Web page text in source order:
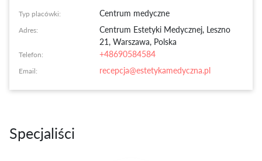
Typ placówki: Centrum medyczne
Adres: Centrum Estetyki Medycznej, Leszno
21, Warszawa, Polska
Telefon: +48690584584
Email: recepcja@estetykamedyczna.pl
Specjaliści